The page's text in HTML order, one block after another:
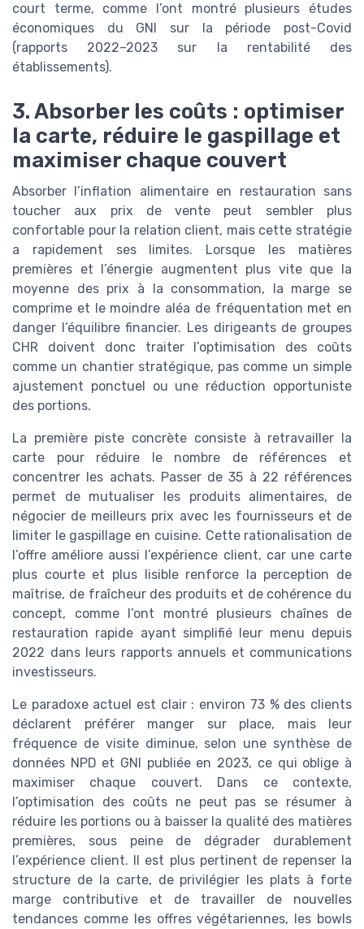
court terme, comme l’ont montré plusieurs études
économiques du GNI sur la période post-Covid
(rapports 2022–2023 sur la rentabilité des
établissements).
3. Absorber les coûts : optimiser
la carte, réduire le gaspillage et
maximiser chaque couvert
Absorber l’inflation alimentaire en restauration sans
toucher aux prix de vente peut sembler plus
confortable pour la relation client, mais cette stratégie
a rapidement ses limites. Lorsque les matières
premières et l’énergie augmentent plus vite que la
moyenne des prix à la consommation, la marge se
comprime et le moindre aléa de fréquentation met en
danger l’équilibre financier. Les dirigeants de groupes
CHR doivent donc traiter l’optimisation des coûts
comme un chantier stratégique, pas comme un simple
ajustement ponctuel ou une réduction opportuniste
des portions.
La première piste concrète consiste à retravailler la
carte pour réduire le nombre de références et
concentrer les achats. Passer de 35 à 22 références
permet de mutualiser les produits alimentaires, de
négocier de meilleurs prix avec les fournisseurs et de
limiter le gaspillage en cuisine. Cette rationalisation de
l’offre améliore aussi l’expérience client, car une carte
plus courte et plus lisible renforce la perception de
maîtrise, de fraîcheur des produits et de cohérence du
concept, comme l’ont montré plusieurs chaînes de
restauration rapide ayant simplifié leur menu depuis
2022 dans leurs rapports annuels et communications
investisseurs.
Le paradoxe actuel est clair : environ 73 % des clients
déclarent préférer manger sur place, mais leur
fréquence de visite diminue, selon une synthèse de
données NPD et GNI publiée en 2023, ce qui oblige à
maximiser chaque couvert. Dans ce contexte,
l’optimisation des coûts ne peut pas se résumer à
réduire les portions ou à baisser la qualité des matières
premières, sous peine de dégrader durablement
l’expérience client. Il est plus pertinent de repenser la
structure de la carte, de privilégier les plats à forte
marge contributive et de travailler de nouvelles
tendances comme les offres végétariennes, les bowls